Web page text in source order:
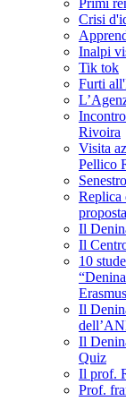
Primi
Crisi
Inalpi
Tik tok
Furti
Rivoira
Visita
Pellico
Replica
Il
Il
10
Il
Il
Quiz
Il prof.
Prof.